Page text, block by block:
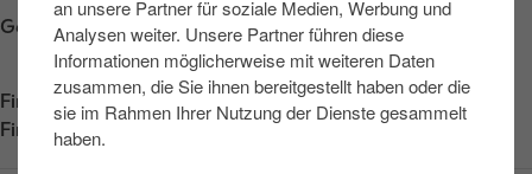
an unsere Partner für soziale Medien, Werbung und
Analysen weiter. Unsere Partner führen diese
Informationen möglicherweise mit weiteren Daten
zusammen, die Sie ihnen bereitgestellt haben oder die
sie im Rahmen Ihrer Nutzung der Dienste gesammelt
haben.
lGet directions
Find us on
App Store
Find us on